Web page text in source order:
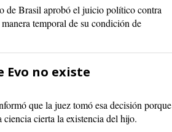
de Brasil aprobó el juicio político contra
temporal de su condición de
Evo no existe
que la juez tomó esa decisión porque
ciencia cierta la existencia del hijo.